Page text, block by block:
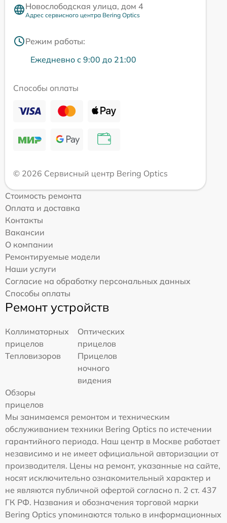
Новослободская улица, дом 4
Адрес сервисного центра Bering Optics
Режим работы:
Ежедневно с 9:00 до 21:00
Способы оплаты
© 2026 Сервисный центр Bering Optics
Стоимость ремонта
Оплата и доставка
Контакты
Вакансии
О компании
Ремонтируемые модели
Наши услуги
Согласие на обработку персональных данных
Способы оплаты
Ремонт устройств
Коллиматорных
прицелов
Оптических
прицелов
Тепловизоров
Прицелов
ночного
видения
Обзоры
прицелов
Мы занимаемся ремонтом и техническим
обслуживанием техники Bering Optics по истечении
гарантийного периода. Наш центр в Москве работает
независимо и не имеет официальной авторизации от
производителя. Цены на ремонт, указанные на сайте,
носят исключительно ознакомительный характер и
не являются публичной офертой согласно п. 2 ст. 437
ГК РФ. Названия и обозначения торговой марки
Bering Optics упоминаются только в информационных